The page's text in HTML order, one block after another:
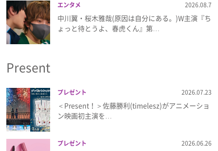
エンタメ 2026.08.7
中川翼・桜木雅哉(原因は自分にある。)W主演『ち
ょっと待とうよ、春虎くん』第…
Present
プレゼント 2026.07.23
＜Present！＞佐藤勝利(timelesz)がアニメーショ
ン映画初主演を…
プレゼント 2026.06.26